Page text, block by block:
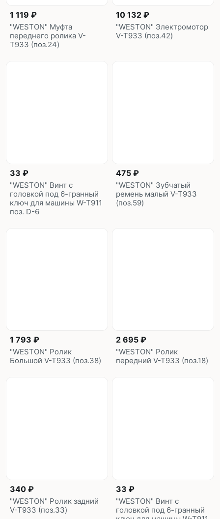
1 119 ₽
"WESTON" Муфта
переднего ролика V-
T933 (поз.24)
10 132 ₽
"WESTON" Электромотор
V-T933 (поз.42)
33 ₽
"WESTON" Винт с
головкой под 6-гранный
ключ для машины W-T911
поз. D-6
475 ₽
"WESTON" Зубчатый
ремень малый V-T933
(поз.59)
1 793 ₽
"WESTON" Ролик
Большой V-T933 (поз.38)
2 695 ₽
"WESTON" Ролик
передний V-T933 (поз.18)
340 ₽
"WESTON" Ролик задний
V-T933 (поз.33)
33 ₽
"WESTON" Винт с
головкой под 6-гранный